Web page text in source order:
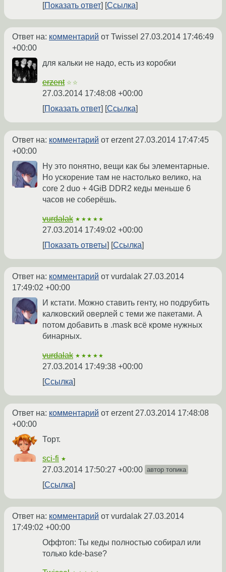
Показать ответ
Ссылка
Ответ на: комментарий от Twissel 27.03.2014 17:46:49
+00:00
для кальки не надо, есть из коробки
erzent ☆☆
27.03.2014 17:48:08 +00:00
Показать ответ
Ссылка
Ответ на: комментарий от erzent 27.03.2014 17:47:45
+00:00
Ну это понятно, вещи как бы элементарные.
Но ускорение там не настолько велико, на
core 2 duo + 4GiB DDR2 кеды меньше 6
часов не соберёшь.
vurdalak ★★★★★
27.03.2014 17:49:02 +00:00
Показать ответы
Ссылка
Ответ на: комментарий от vurdalak 27.03.2014
17:49:02 +00:00
И кстати. Можно ставить генту, но подрубить
калковский оверлей с теми же пакетами. А
потом добавить в .mask всё кроме нужных
бинарных.
vurdalak ★★★★★
27.03.2014 17:49:38 +00:00
Ссылка
Ответ на: комментарий от erzent 27.03.2014 17:48:08
+00:00
Торт.
sci-fi ★
27.03.2014 17:50:27 +00:00 автор топика
Ссылка
Ответ на: комментарий от vurdalak 27.03.2014
17:49:02 +00:00
Оффтоп: Ты кеды полностью собирал или
только kde-base?